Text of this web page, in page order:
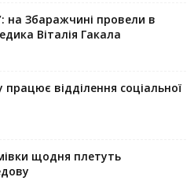
на Збаражчині провели в
Віталія Гакала
відділення соціальної
щодня плетуть